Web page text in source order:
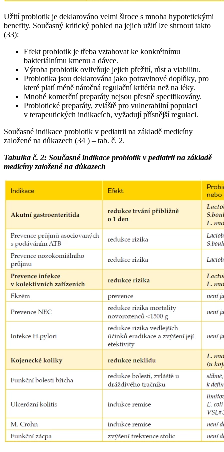
Užití probiotik je deklarováno velmi široce s mnoha hypotetickými
benefity. Současný kritický pohled na jejich užití lze shrnout takto
(33):
Efekt probiotik je třeba vztahovat ke konkrétnímu
bakteriálnímu kmenu a dávce.
Výroba probiotik ovlivňuje jejich přežití, růst a viabilitu.
Probiotika jsou deklarována jako potravinové doplňky, pro
které platí méně náročná regulační kritéria než na léky.
Mnohé komerční preparáty nejsou přesně specifikovány.
Probiotické preparáty, zvláště pro vulnerabilní populaci
v terapeutických indikacích, vyžadují přísnější regulaci.
Současné indikace probiotik v pediatrii na základě medicíny
založené na důkazech (34 ) –⁠ tab. č. 2.
Tabulka č. 2: Současné indikace probiotik v pediatrii na základě
medicíny založené na důkazech